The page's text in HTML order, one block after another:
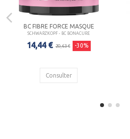
BC FIBRE FORCE MASQUE
SCHWARZKOPF - BC BONACURE
14,44 € 20,63 € -30%
Consulter